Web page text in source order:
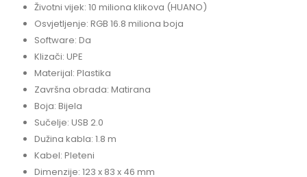
Životni vijek: 10 miliona klikova (HUANO)
Osvjetljenje: RGB 16.8 miliona boja
Software: Da
Klizači: UPE
Materijal: Plastika
Završna obrada: Matirana
Boja: Bijela
Sučelje: USB 2.0
Dužina kabla: 1.8 m
Kabel: Pleteni
Dimenzije: 123 x 83 x 46 mm